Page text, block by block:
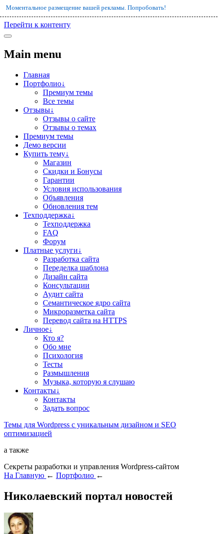
Перейти к контенту
Моментальное размещение вашей рекламы. Попробовать!
Main menu
Главная
Портфолио↓
Премиум темы
Все темы
Отзывы↓
Отзывы о сайте
Отзывы о темах
Премиум темы
Демо версии
Купить тему↓
Магазин
Скидки и Бонусы
Гарантии
Условия использования
Объявления
Обновления тем
Техподдержка↓
Техподдержка
FAQ
Форум
Платные услуги↓
Разработка сайта
Переделка шаблона
Дизайн сайта
Консультации
Аудит сайта
Семантическое ядро сайта
Микроразметка сайта
Перевод сайта на HTTPS
Личное↓
Кто я?
Обо мне
Психология
Тесты
Размышления
Музыка, которую я слушаю
Контакты↓
Контакты
Задать вопрос
Teмы для Wordpress с уникальным дизайном и SEO
оптимизацией
а также
Секреты разработки и управления Wordpress-сайтом
На Главную ← Портфолио ←
Николаевский портал новостей